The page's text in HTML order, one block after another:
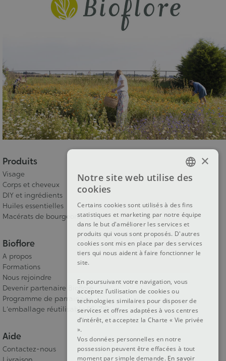
Produits
Visage
Corps et cheveux
DIY et ingrédients
Huiles essentielles
Macérats de bourgeons
Bioflore
A propos
Formations
Nous rejoindre
Devenir partenaire Bioflore
Programme de parrainage
L'emballage réutilisable RE-ZIP
Aide
Contactez-nous
FRENCH
ENGLISH
×
Notre site web utilise des
cookies
Certains cookies sont utilisés à des fins
statistiques et marketing par notre équipe
dans le but d'améliorer les services et
produits qui vous sont proposés. D'autres
cookies sont mis en place par des services
tiers qui nous aident à faire fonctionner le
site.
En poursuivant votre navigation, vous
acceptez l’utilisation de cookies ou
technologies similaires pour disposer de
services et offres adaptées à vos centres
d’intérêt, et acceptez la Charte « Vie privée
».
Vos données personnelles en notre
possession peuvent être effacées à tout
moment par simple demande. En savoir